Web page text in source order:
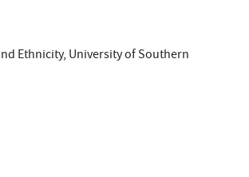
Ethnicity, University of Southern